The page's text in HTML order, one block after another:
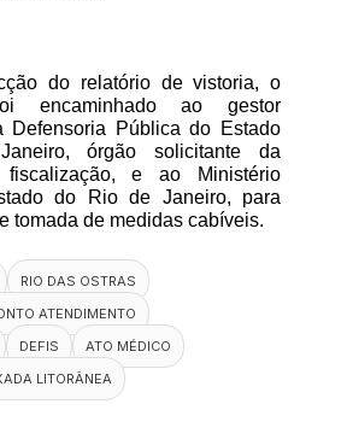
do relatório de vistoria, o
encaminhado ao gestor
Defensoria Pública do Estado
órgão solicitante da
e ao Ministério
do Rio de Janeiro, para
tomada de medidas cabíveis.
RIO DAS OSTRAS
ATENDIMENTO
DEFIS
ATO MÉDICO
LITORÂNEA